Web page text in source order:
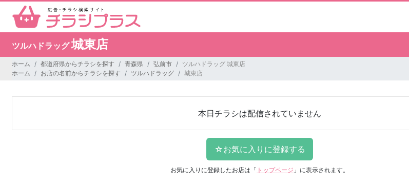
ツルハドラッグ城東店
ホーム 都道府県からチラシを探す 青森県 弘前市
ツルハドラッグ 城東店
ホーム
お店の名前からチラシを探す ツルハドラッグ 城東店
本日チラシは配信されていません
お気に入りに登録したお店は 「 トップページ 」に表示されます。